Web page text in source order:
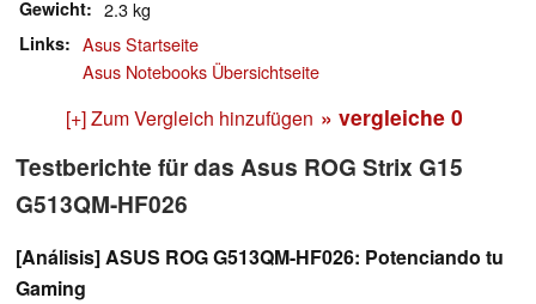
Gewicht 2.3 kg
Links
Asus Startseite
Asus Notebooks Übersichtseite
[+] Zum Vergleich hinzufügen » vergleiche 0
Testberichte für das Asus ROG Strix G15
G513QM-HF026
[Análisis] ASUS ROG G513QM-HF026: Potenciando tu
Gaming